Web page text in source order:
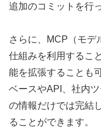
追加のコミットを行
さらに、MCP（モデ
仕組みを利用するこ
能を拡張することも
ベースやAPI、社内
の情報だけでは完結
ることができます。